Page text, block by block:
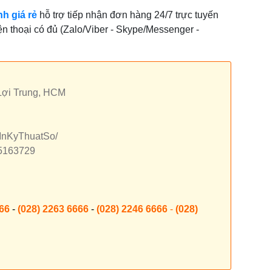
giá rẻ hỗ trợ tiếp nhận đơn hàng 24/7 trực tuyến
thoại có đủ (Zalo/Viber - Skype/Messenger -
Trung, HCM
- (028) 2263 6666 - (028) 2246 6666 - (028)